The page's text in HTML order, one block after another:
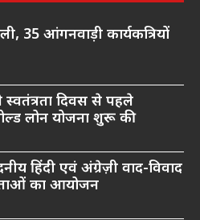
35 आंगनवाड़ी कार्यकत्रियों
दिवस से पहले
लोन योजना शुरू की
हिंदी एवं अंग्रेज़ी वाद-विवाद
का आयोजन